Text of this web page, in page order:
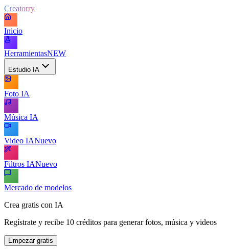
Creatorry
Inicio
HerramientasNEW
Estudio IA
Foto IA
Música IA
Video IANuevo
Filtros IANuevo
Mercado de modelos
Crea gratis con IA
Regístrate y recibe 10 créditos para generar fotos, música y videos
Empezar gratis